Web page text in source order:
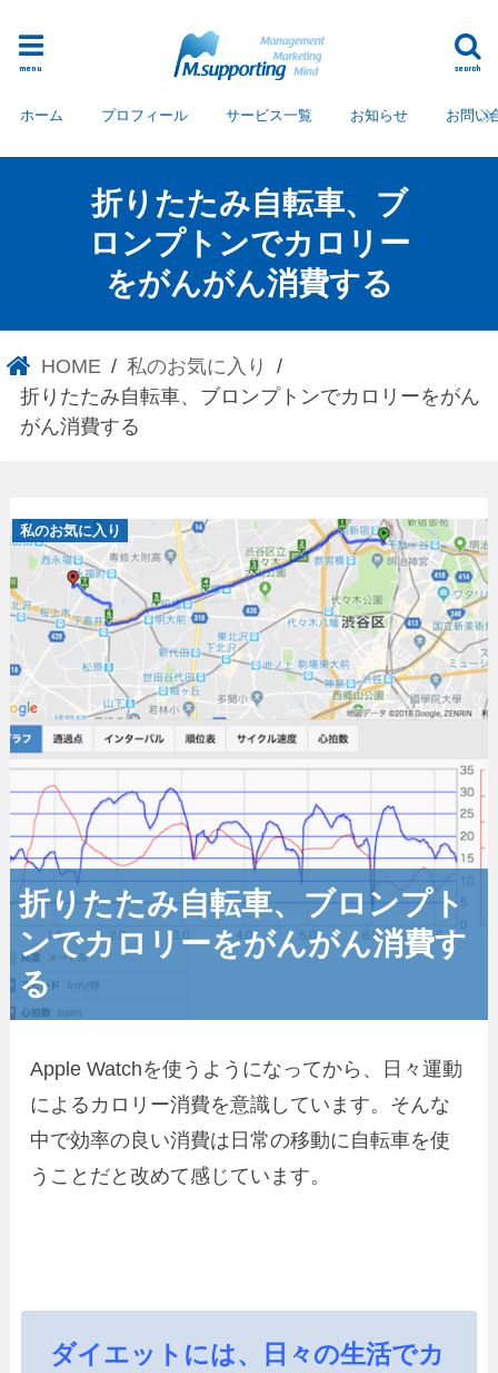
search
menu
ホーム プロフィール サービス一覧 お知らせ お問い
折りたたみ自転車、ブ
ロンプトンでカロリー
をがんがん消費する
HOME
私のお気に入り
折りたたみ自転車、ブロンプトンでカロリーをがん
がん消費する
私のお気に入り
折りたたみ自転車、ブロンプト
ンでカロリーをがんがん消費す
る
Apple Watchを使うようになってから、日々運動
によるカロリー消費を意識しています。そんな
中で効率の良い消費は日常の移動に自転車を使
うことだと改めて感じています。
ダイエットには、日々の生活でカ